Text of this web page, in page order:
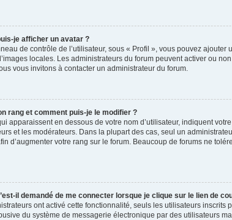
je afficher un avatar ?
de contrôle de l’utilisateur, sous « Profil », vous pouvez
locales. Les administrateurs du forum peuvent activer ou
vous invitons à contacter un administrateur du forum.
rang et comment puis-je le modifier ?
apparaissent en dessous de votre nom d’utilisateur, indiquent
et les modérateurs. Dans la plupart des cas, seul un
d’augmenter votre rang sur le forum. Beaucoup de forums ne
il demandé de me connecter lorsque je clique sur le lien de
ont activé cette fonctionnalité, seuls les utilisateurs
du système de messagerie électronique par des utilisateurs